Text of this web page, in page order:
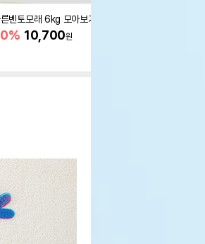
벤토모래 6kg 모아보기
10,700원